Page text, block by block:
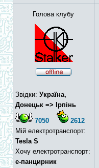
Голова клубу
Звідки: Україна,
Донецьк => Ірпінь
7050
2612
Мій електротранспорт:
Tesla S
Хочу електротранспорт:
е-панцирник